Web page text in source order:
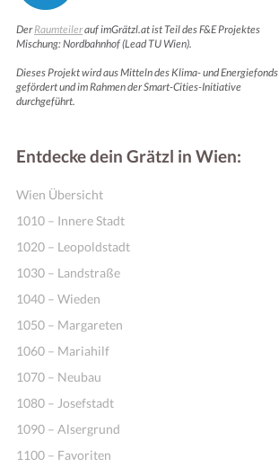
DerRaumteilerauf imGrätzl.at ist Teil des F&E Projektes
Mischung: Nordbahnhof (Lead TU Wien).
Dieses Projekt wird aus Mitteln des Klima- und Energiefonds
gefördert und im Rahmen der Smart-Cities-Initiative
durchgeführt.
Entdecke dein Grätzl in Wien:
Wien Übersicht
1010 – Innere Stadt
1020 – Leopoldstadt
1030 – Landstraße
1040 – Wieden
1050 – Margareten
1060 – Mariahilf
1070 – Neubau
1080 – Josefstadt
1090 – Alsergrund
1100 – Favoriten